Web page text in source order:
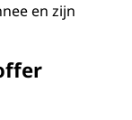
en zijn